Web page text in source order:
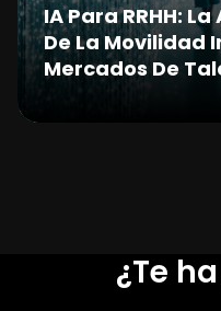
IA Para RRHH:
De La Movilidad
Mercados De
¿Te